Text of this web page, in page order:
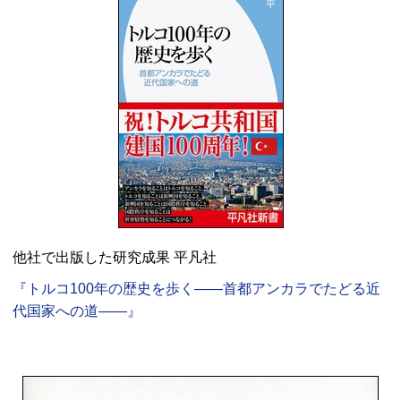
他社で出版した研究成果 平凡社
『トルコ100年の歴史を歩く――首都アンカラでたどる近
代国家への道――』